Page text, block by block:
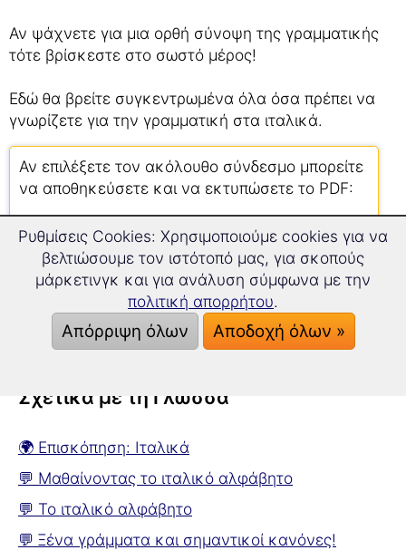
Αν ψάχνετε για μια ορθή σύνοψη της γραμματικής
τότε βρίσκεστε στο σωστό μέρος!
Εδώ θα βρείτε συγκεντρωμένα όλα όσα πρέπει να
γνωρίζετε για την γραμματική στα ιταλικά.
Αν επιλέξετε τον ακόλουθο σύνδεσμο μπορείτε
να αποθηκεύσετε και να εκτυπώσετε το PDF:
„H γραμματική στα ιταλικά“
Γραμματική στα ιταλικά
Σχετικά με τη Γλώσσα
🌍 Επισκόπηση: Ιταλικά
💬 Μαθαίνοντας το ιταλικό αλφάβητο
💬 Το ιταλικό αλφάβητο
💬 Ξένα γράμματα και σημαντικοί κανόνες!
Ρυθμίσεις Cookies: Χρησιμοποιούμε cookies για να
βελτιώσουμε τον ιστότοπό μας, για σκοπούς
μάρκετινγκ και για ανάλυση σύμφωνα με την
πολιτική απορρήτου.
Απόρριψη όλων Αποδοχή όλων »